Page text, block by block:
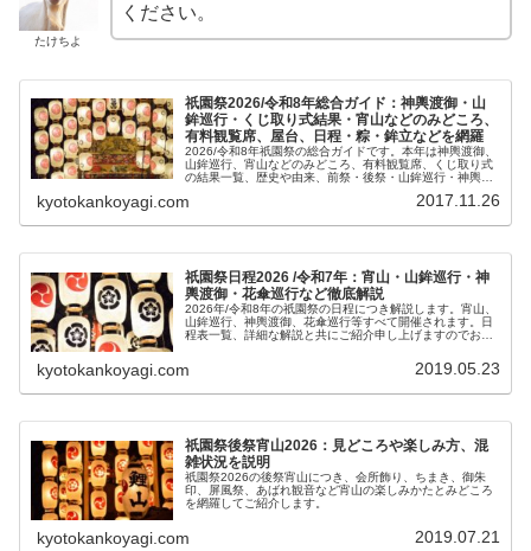
たけちよ
ください。
祇園祭2026/令和8年総合ガイド：神輿渡御・山
鉾巡行・くじ取り式結果・宵山などのみどころ、
有料観覧席、屋台、日程・粽・鉾立などを網羅
2026/令和8年祇園祭の総合ガイドです。本年は神輿渡御、
山鉾巡行、宵山などのみどころ、有料観覧席、くじ取り式
の結果一覧、歴史や由来、前祭・後祭・山鉾巡行・神輿渡
朱印、屋台や歩行者天国や交通規制などのおすすめ情報で
kyotokankoyagi.com 2017.11.26
祇園祭日程2026 /令和7年：宵山・山鉾巡行・神
輿渡御・花傘巡行など徹底解説
2026年/令和8年の祇園祭の日程につき解説します。宵山、
山鉾巡行、神輿渡御、花傘巡行等すべて開催されます。日
程表一覧、詳細な解説と共にご紹介申し上げますのでお役
kyotokankoyagi.com 2019.05.23
祇園祭後祭宵山2026：見どころや楽しみ方、混
雑状況を説明
祇園祭2026の後祭宵山につき、会所飾り、ちまき、御朱
印、屏風祭、あばれ観音など宵山の楽しみかたとみどころ
を網羅してご紹介します。
kyotokankoyagi.com 2019.07.21